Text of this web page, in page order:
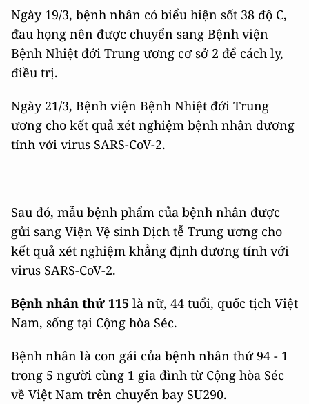
Ngày 19/3, bệnh nhân có biểu hiện sốt 38 độ C,
đau họng nên được chuyển sang Bệnh viện
Bệnh Nhiệt đới Trung ương cơ sở 2 để cách ly,
điều trị.
Ngày 21/3, Bệnh viện Bệnh Nhiệt đới Trung
ương cho kết quả xét nghiệm bệnh nhân dương
tính với virus SARS-CoV-2.
Sau đó, mẫu bệnh phẩm của bệnh nhân được
gửi sang Viện Vệ sinh Dịch tễ Trung ương cho
kết quả xét nghiệm khẳng định dương tính với
virus SARS-CoV-2.
Bệnh nhân thứ 115 là nữ, 44 tuổi, quốc tịch Việt
Nam, sống tại Cộng hòa Séc.
Bệnh nhân là con gái của bệnh nhân thứ 94 - 1
trong 5 người cùng 1 gia đình từ Cộng hòa Séc
về Việt Nam trên chuyến bay SU290.